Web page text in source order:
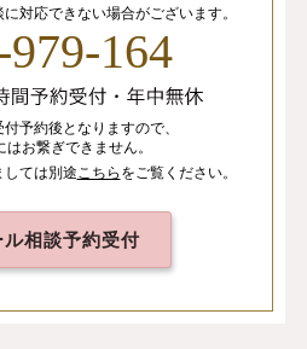
に対応できない場合がございます。
979-164
付予約後となりますので、
お繋ぎできません。
しては別途 こちらをご覧ください。
相談予約受付